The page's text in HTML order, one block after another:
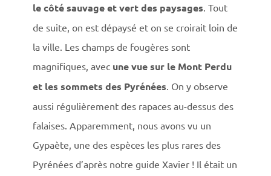
le côté sauvage et vert des paysages. Tout
de suite, on est dépaysé et on se croirait loin de
la ville. Les champs de fougères sont
magnifiques, avec une vue sur le Mont Perdu
et les sommets des Pyrénées. On y observe
aussi régulièrement des rapaces au-dessus des
falaises. Apparemment, nous avons vu un
Gypaète, une des espèces les plus rares des
Pyrénées d’après notre guide Xavier ! Il était un